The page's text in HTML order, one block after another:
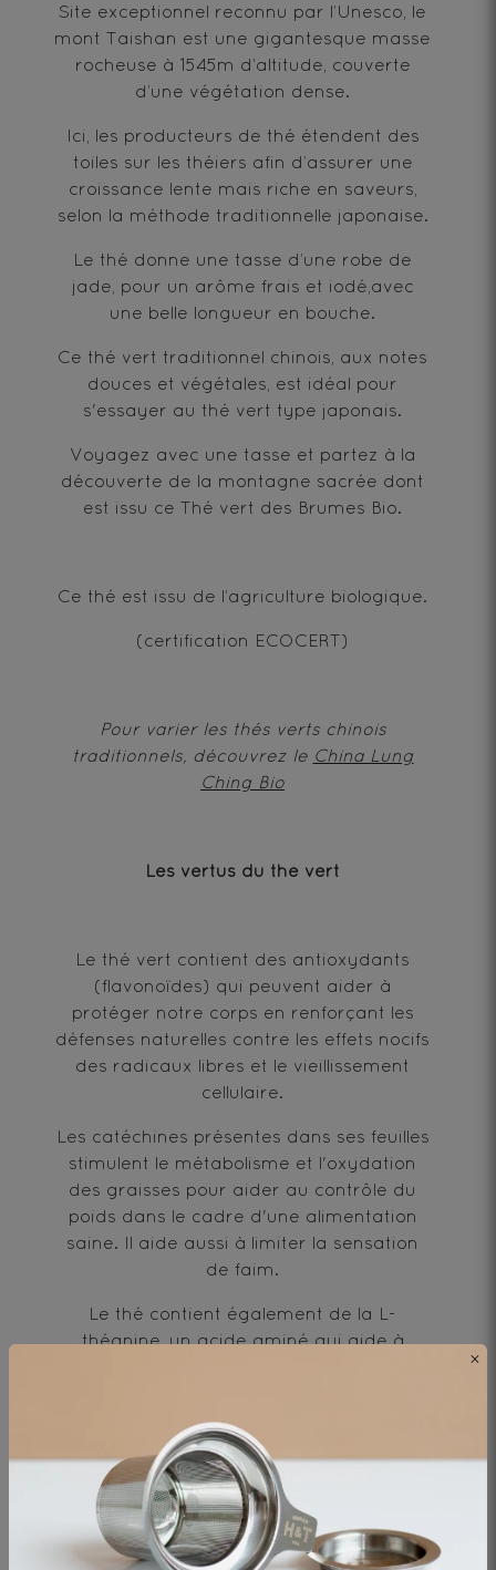
Site exceptionnel reconnu par l’Unesco, le
mont Taishan est une gigantesque masse
rocheuse à 1545m d’altitude, couverte
d’une végétation dense.
Ici, les producteurs de thé étendent des
toiles sur les théiers afin d’assurer une
croissance lente mais riche en saveurs,
selon la méthode traditionnelle japonaise.
Le thé donne une tasse d’une robe de
jade, pour un arôme frais et iodé,avec
une belle longueur en bouche.
Ce thé vert traditionnel chinois, aux notes
douces et végétales, est idéal pour
s'essayer au thé vert type japonais.
Voyagez avec une tasse et partez à la
découverte de la montagne sacrée dont
est issu ce Thé vert des Brumes Bio.
Ce thé est issu de l’agriculture biologique.
(certification ECOCERT)
Pour varier les thés verts chinois
traditionnels, découvrez le China Lung
Ching Bio
Les vertus du thé vert
Le thé vert contient des antioxydants
(flavonoïdes) qui peuvent aider à
protéger notre corps en renforçant les
défenses naturelles contre les effets nocifs
des radicaux libres et le vieillissement
cellulaire.
Les catéchines présentes dans ses feuilles
stimulent le métabolisme et l'oxydation
des graisses pour aider au contrôle du
poids dans le cadre d'une alimentation
saine. Il aide aussi à limiter la sensation
de faim.
Le thé contient également de la L-
théanine, un acide aminé qui aide à
fonctions cognitives et à lutter contre les
problèmes de mémoire associés au
vieillissement.
×